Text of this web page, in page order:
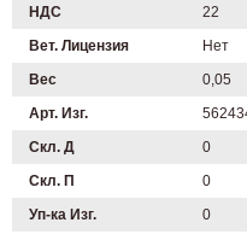
НДС
22
Вет. Лицензия
Нет
Вес
0,05
Арт. Изг.
Скл. Д
0
Скл. П
0
Уп-ка Изг.
0